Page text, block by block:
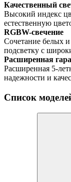
Качественный
Высокий индекс
естественную
RGBW-свечение
Сочетание белых и
подсветку с
Расширенная
Расширенная 5-
надежности и
Список